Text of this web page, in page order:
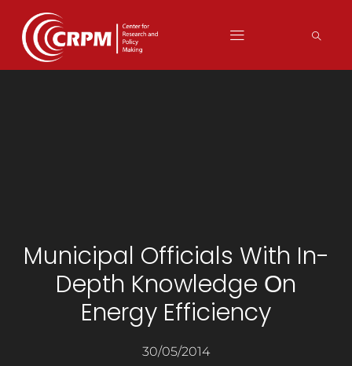
Municipal Officials With In-
Depth Knowledge Оn
Energy Efficiency
30/05/2014